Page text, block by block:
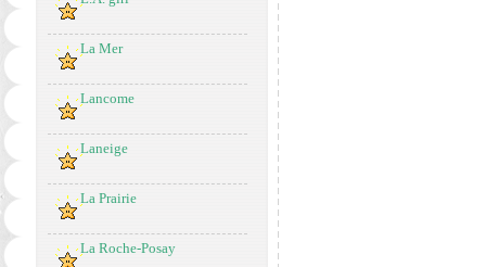
La Mer
Lancome
Laneige
La Prairie
La Roche-Posay